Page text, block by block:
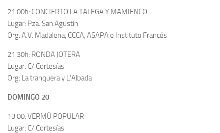
21.00h: CONCIERTO LA TALEGA Y MAMIENCO
Lugar: Pza. San Agustín
Org: A.V. Madalena, CCCA, ASAPA e Instituto Francés
21.30h: RONDA JOTERA
Lugar: C/ Cortesías
Org: La tranquera y L’Albada
DOMINGO 20
13.00: VERMÚ POPULAR
Lugar: C/ Cortesías